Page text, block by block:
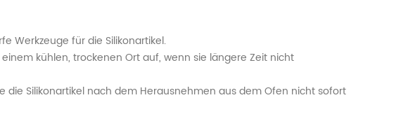
Werkzeuge für die Silikonartikel.
kühlen, trockenen Ort auf, wenn sie längere Zeit nicht
die Silikonartikel nach dem Herausnehmen aus dem Ofen nicht sofort